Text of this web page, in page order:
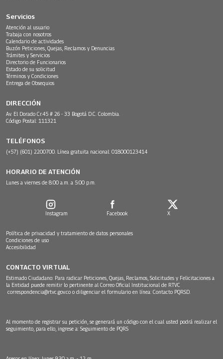
Servicios
Atención al usuario
Trabaja con nosotros
Calendario de actividades
Buzón Peticiones, Quejas, Reclamos y Denuncias
Trámites y Servicios
Directorio de Funcionarios
Estado de su solicitud
Términos y Condiciones
Entrega de Obsequios
DIRECCIÓN
Av. El Dorado Cr.45 # 26 - 33 Bogotá D.C. Colombia.
Código Postal: 111321
TELÉFONOS
(+57) (601) 2200700. Línea gratuita nacional: 018000123414
HORARIO DE ATENCIÓN
Lunes a viernes de 8:00 a.m. a 5:00 p.m.
Instagram Facebook X
Política de privacidad y tratamiento de datos personales
Condiciones de uso
Accesibilidad
CONTACTO VIRTUAL
Estimado Ciudadano: Para radicar Peticiones, Quejas, Reclamos, Solicitudes y Felicitaciones a
la Entidad puede remitir lo pertinente al Correo Oficial Institucional de RTVC
correspondencia@rtvc.gov.co o diligenciar el formulario en línea: Contacto PQRSD.
Al momento de registrar su petición, se generará un código con el cual usted podrá realizar el
seguimiento, para ello, ingrese a: Seguimiento de PQRS